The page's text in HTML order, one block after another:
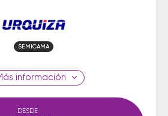
SEMICAMA
información
DESDE